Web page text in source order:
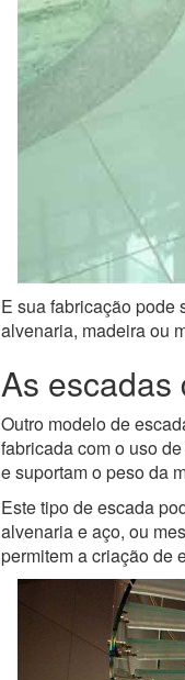
E sua fabricação pode
alvenaria, madeira ou
As escadas
Outro modelo de
fabricada com o uso
e suportam o peso da
Este tipo de escada
alvenaria e aço, ou
permitem a criação de